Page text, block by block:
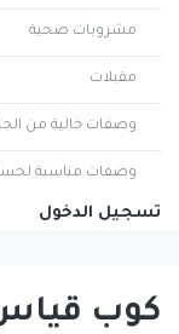
مشروبات صحية
مقبلات
وصفات خالية من
وصفات مناسبة
تسجيل الدخول
كوب قياس